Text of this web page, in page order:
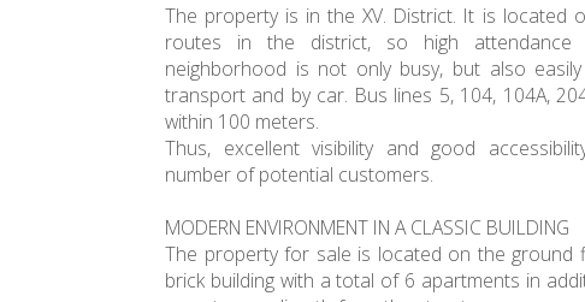
The property is in the XV. District. It is located
routes in the district, so high attendance
neighborhood is not only busy, but also
transport and by car. Bus lines 5, 104, 104A,
within 100 meters.
Thus, excellent visibility and good
number of potential customers.
MODERN ENVIRONMENT IN A CLASSIC BUILDING
The property for sale is located on the ground
brick building with a total of 6 apartments in